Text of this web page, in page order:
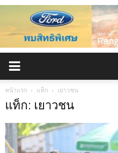
หน้าแรก แท็ก เยาวชน
แท็ก: เยาวชน